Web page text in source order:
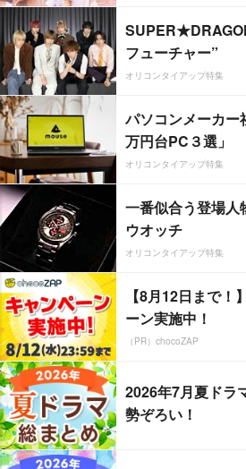
フューチャー”
オリコンタイアップ特集
パソコンメーカー
万円台PC３選」
オリコンタイアップ特集
一番似合う登場
ウオッチ
オリコンタイアップ特集
【8月12日まで
ーン実施中！
（PR）chocoZAP
2026年7月夏ドラ
勢ぞろい！